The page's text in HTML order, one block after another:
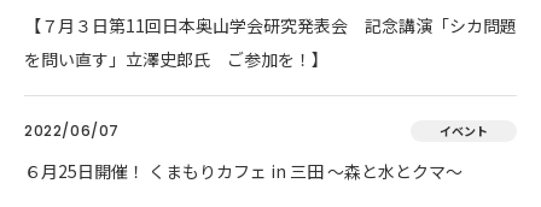
【７月３日第11回日本奥山学会研究発表会 記念講演「シカ問題
を問い直す」立澤史郎氏 ご参加を！】
2022/06/07 イベント
６月25日開催！ くまもりカフェ in 三田 ～森と水とクマ～